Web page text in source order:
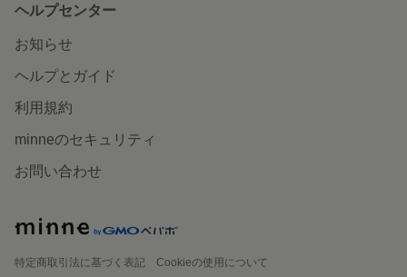
ヘルプセンター
お知らせ
ヘルプとガイド
利用規約
minneのセキュリティ
お問い合わせ
特定商取引法に基づく表記
Cookieの使用について